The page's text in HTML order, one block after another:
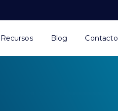
Recursos Blog Contacto